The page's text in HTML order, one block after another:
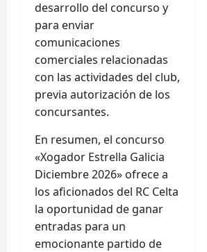
desarrollo del concurso y
para enviar
comunicaciones
comerciales relacionadas
con las actividades del club,
previa autorización de los
concursantes.
En resumen, el concurso
«Xogador Estrella Galicia
Diciembre 2026» ofrece a
los aficionados del RC Celta
la oportunidad de ganar
entradas para un
emocionante partido de